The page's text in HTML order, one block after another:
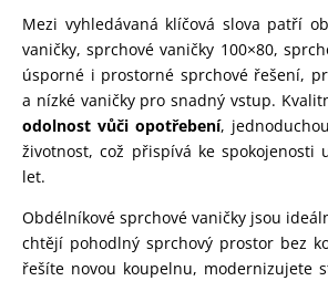
Mezi vyhledávaná klíčová slova patří
vaničky, sprchové vaničky 100×80,
úsporné i prostorné sprchové řešení,
a nízké vaničky pro snadný vstup.
odolnost vůči opotřebení,
životnost, což přispívá ke spokojenosti
let.
Obdélníkové sprchové vaničky jsou
chtějí pohodlný sprchový prostor bez
řešíte novou koupelnu, modernizujete